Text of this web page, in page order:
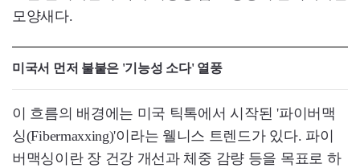
모양새다.
미국서 먼저 불붙은 '기능성 소다' 열풍
이 흐름의 배경에는 미국 틱톡에서 시작된 '파이버맥
싱(Fibermaxxing)'이라는 웰니스 트렌드가 있다. 파이
버맥싱이란 장 건강 개선과 체중 감량 등을 목표로 하